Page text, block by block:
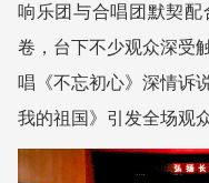
响乐团与合唱团默契
卷，台下不少观众深受
唱《不忘初心》深情诉
我的祖国》引发全场观